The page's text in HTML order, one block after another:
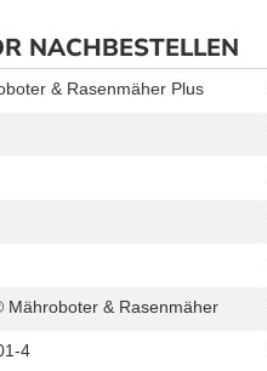
NACHBESTELLEN
& Rasenmäher Plus
Mähroboter & Rasenmäher
4